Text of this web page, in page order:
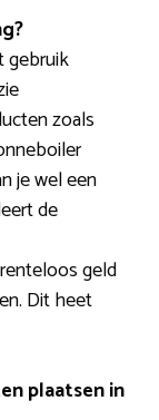
gebruik
zoals
je wel een
de
geld
Dit heet
plaatsen in